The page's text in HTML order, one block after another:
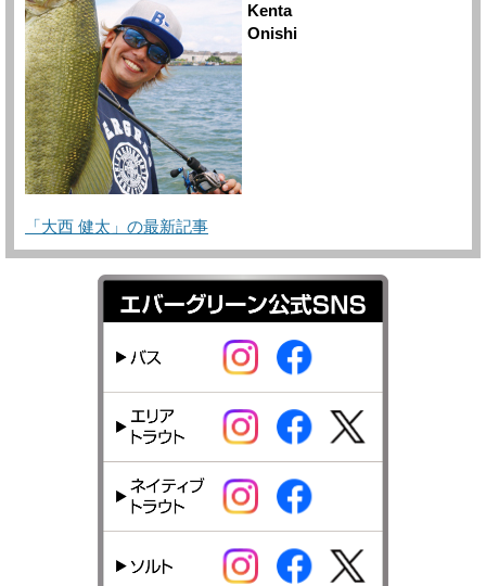
Kenta
Onishi
「大西 健太」の最新記事